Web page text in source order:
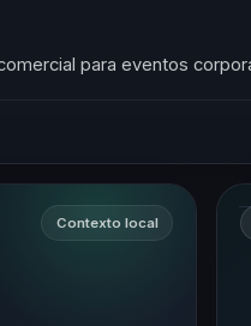
para eventos
Contexto local